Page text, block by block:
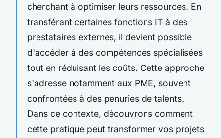
cherchant à optimiser leurs ressources. En
transférant certaines fonctions IT à des
prestataires externes, il devient possible
d'accéder à des compétences spécialisées
tout en réduisant les coûts. Cette approche
s'adresse notamment aux PME, souvent
confrontées à des penuries de talents.
Dans ce contexte, découvrons comment
cette pratique peut transformer vos projets